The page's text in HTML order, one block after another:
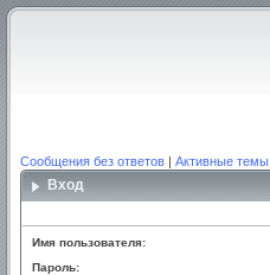
Сообщения без ответов | Активные темы
Вход
Имя пользователя:
Пароль: